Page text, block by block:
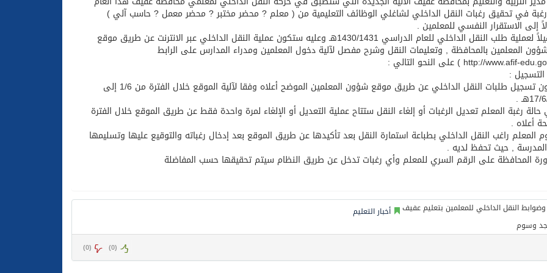
الأضحى
في تحقيق رغبات النقل الداخلي لشاغلي الوظائف التعليمية من ( معلم ? محضر مختبر ? محضر معمل ? حاسب آلي )
إلى الاستقرار النفسي للمعلمين .
وتسهيلاً لعملية طلب النقل الداخلي للعام الدراسي 1430/1431هـ وعليه ستكون عملية النقل الداخلي عبر الانترنت عن طريق موقع
المعلمين بالمحافظة , وتعليمات النقل وشرح مفصل لآلية دخول المعلمين ومدراء المدارس على الرابط
:
1- يكون تسجيل طلبات النقل الداخلي عن طريق موقع شؤون المعلمين الموضح أعلاه وفقا لآلية الموقع خلال الفترة من 1/6 إلى
.
حالة رغبة المعلم تعديل الرغبات أو إلغاء النقل ستتاح عملية التعديل أو الإلغاء لمرة واحدة فقط عن طريق الموقع خلال الفترة
أعلاه .
المعلم راغب النقل الداخلي بطباعة استمارة النقل بعد تأكيدها عن طريق الموقع بعد إدخال رغباته والتوقيع عليها وتسليمها
المدرسة , حيث تحفظ لديه .
أخبار التعليم
وسوم
(
0
) (
0
)